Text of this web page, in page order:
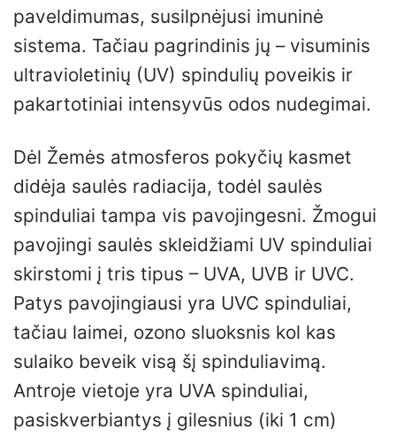
paveldimumas, susilpnėjusi imuninė
sistema. Tačiau pagrindinis jų – visuminis
ultravioletinių (UV) spindulių poveikis ir
pakartotiniai intensyvūs odos nudegimai.
Dėl Žemės atmosferos pokyčių kasmet
didėja saulės radiacija, todėl saulės
spinduliai tampa vis pavojingesni. Žmogui
pavojingi saulės skleidžiami UV spinduliai
skirstomi į tris tipus – UVA, UVB ir UVC.
Patys pavojingiausi yra UVC spinduliai,
tačiau laimei, ozono sluoksnis kol kas
sulaiko beveik visą šį spinduliavimą.
Antroje vietoje yra UVA spinduliai,
pasiskverbiantys į gilesnius (iki 1 cm)